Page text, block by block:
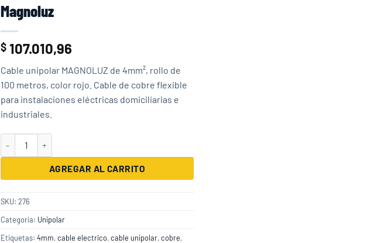
Magnoluz
$ 107.010,96
Cable unipolar MAGNOLUZ de 4mm², rollo de
100 metros, color rojo. Cable de cobre flexible
para instalaciones eléctricas domiciliarias e
industriales.
AGREGAR AL CARRITO
SKU: 276
Categoría: Unipolar
Etiquetas: 4mm,cable electrico,cable unipolar,cobre,